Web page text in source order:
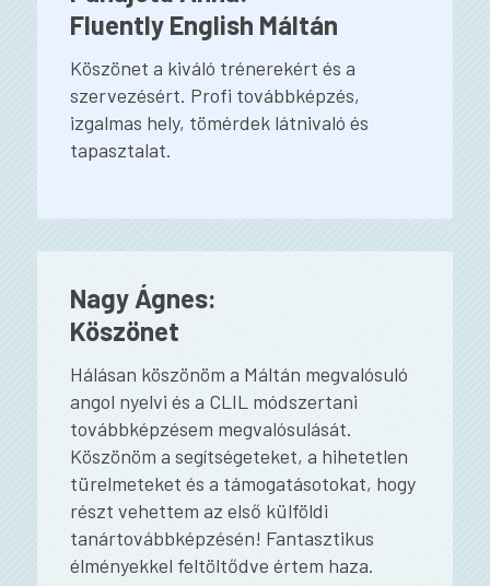
Fluently English Máltán
Köszönet a kiváló trénerekért és a
szervezésért. Profi továbbképzés,
izgalmas hely, tömérdek látnivaló és
tapasztalat.
Nagy Ágnes:
Köszönet
Hálásan köszönöm a Máltán megvalósuló
angol nyelvi és a CLIL módszertani
továbbképzésem megvalósulását.
Köszönöm a segítségeteket, a hihetetlen
türelmeteket és a támogatásotokat, hogy
részt vehettem az első külföldi
tanártovábbképzésén! Fantasztikus
élményekkel feltöltődve értem haza.